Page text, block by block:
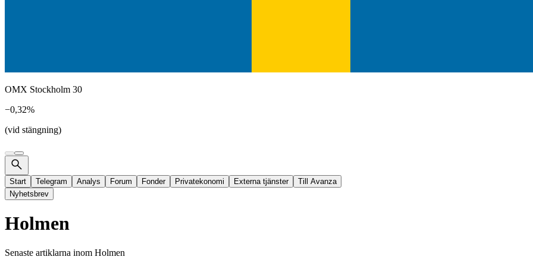
OMX Stockholm 30
−0,32%
(vid stängning)
Start Telegram Analys Forum Fonder Privatekonomi Externa tjänster
Till Avanza
Nyhetsbrev
Holmen
Senaste artiklarna inom Holmen